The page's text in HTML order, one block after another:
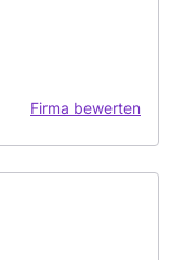
Firma bewerten